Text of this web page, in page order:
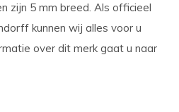
zijn 5 mm breed. Als officieel
kunnen wij alles voor u
over dit merk gaat u naar